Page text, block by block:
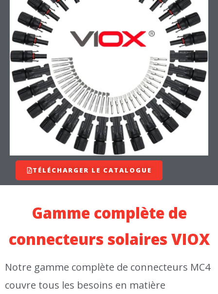
TÉLÉCHARGER LE CATALOGUE
Gamme complète de
connecteurs solaires VIOX
Notre gamme complète de connecteurs MC4
couvre tous les besoins en matière